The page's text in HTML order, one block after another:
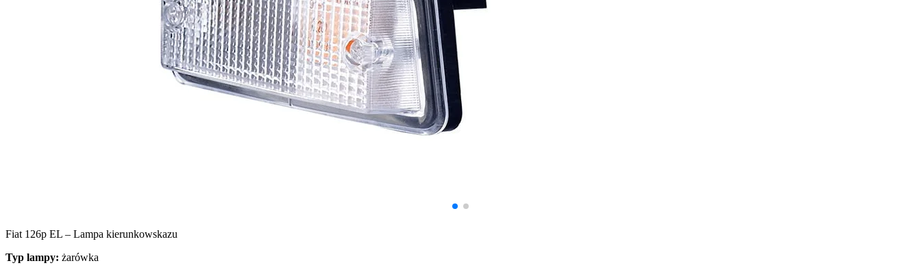
Fiat 126p EL – Lampa kierunkowskazu
Typ lampy: żarówka
Wykorzystujemy pliki cookie do spersonalizowania treści i reklam, aby oferować funkcje społecznościowe i analizować ruch w naszej
witrynie. Informacje o tym, jak korzystasz z naszej witryny, udostępniamy partnerom społecznościowym, reklamowym i analitycznym.
Partnerzy mogą połączyć te informacje z innymi danymi otrzymanymi od Ciebie lub uzyskanymi podczas korzystania z ich usług.
nich. Te pliki cookie nie przechowują żadnych danych umożliwiających identyfikację osoby.